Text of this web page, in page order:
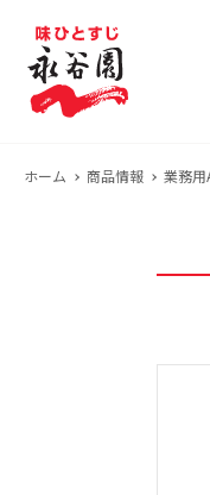
ホーム 商品情報 業務用